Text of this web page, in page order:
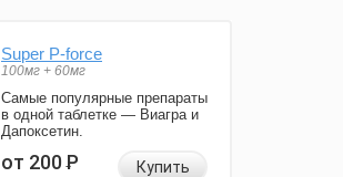
Super P-force
100мг + 60мг
Самые популярные препараты
в одной таблетке — Виагра и
Дапоксетин.
от 200Р Купить